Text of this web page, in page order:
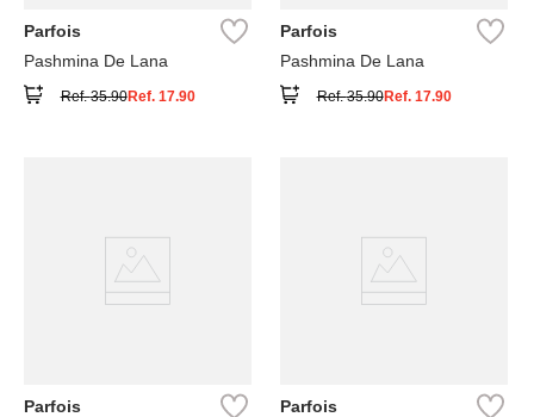
Parfois
Pashmina De Lana
Ref.35.90Ref. 17.90
Parfois
Pashmina De Lana
Ref.35.90Ref. 17.90
Parfois
Parfois